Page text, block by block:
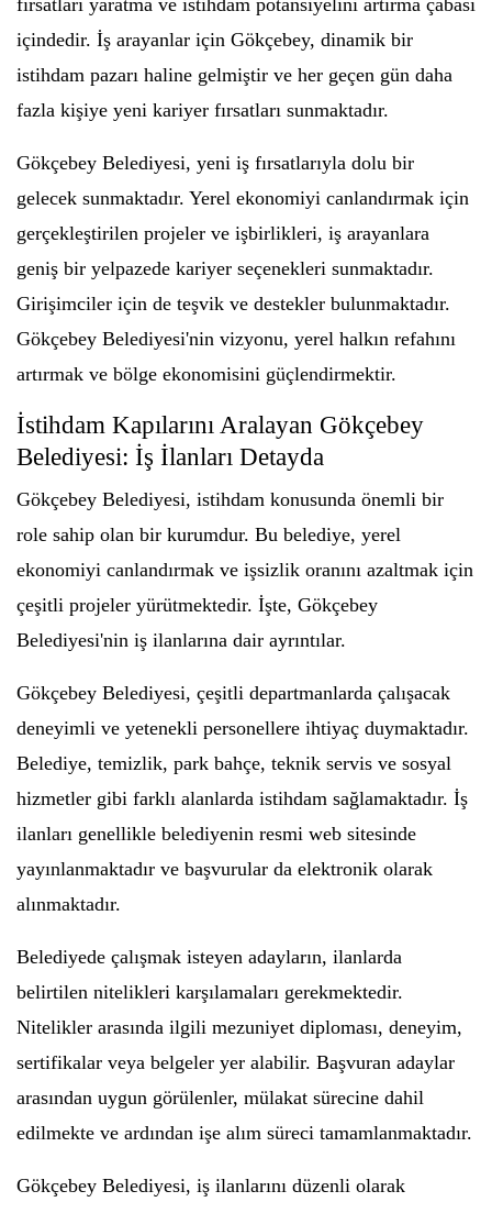
fırsatları yaratma ve istihdam potansiyelini artırma çabası
içindedir. İş arayanlar için Gökçebey, dinamik bir
istihdam pazarı haline gelmiştir ve her geçen gün daha
fazla kişiye yeni kariyer fırsatları sunmaktadır.
Gökçebey Belediyesi, yeni iş fırsatlarıyla dolu bir
gelecek sunmaktadır. Yerel ekonomiyi canlandırmak için
gerçekleştirilen projeler ve işbirlikleri, iş arayanlara
geniş bir yelpazede kariyer seçenekleri sunmaktadır.
Girişimciler için de teşvik ve destekler bulunmaktadır.
Gökçebey Belediyesi'nin vizyonu, yerel halkın refahını
artırmak ve bölge ekonomisini güçlendirmektir.
İstihdam Kapılarını Aralayan Gökçebey
Belediyesi: İş İlanları Detayda
Gökçebey Belediyesi, istihdam konusunda önemli bir
role sahip olan bir kurumdur. Bu belediye, yerel
ekonomiyi canlandırmak ve işsizlik oranını azaltmak için
çeşitli projeler yürütmektedir. İşte, Gökçebey
Belediyesi'nin iş ilanlarına dair ayrıntılar.
Gökçebey Belediyesi, çeşitli departmanlarda çalışacak
deneyimli ve yetenekli personellere ihtiyaç duymaktadır.
Belediye, temizlik, park bahçe, teknik servis ve sosyal
hizmetler gibi farklı alanlarda istihdam sağlamaktadır. İş
ilanları genellikle belediyenin resmi web sitesinde
yayınlanmaktadır ve başvurular da elektronik olarak
alınmaktadır.
Belediyede çalışmak isteyen adayların, ilanlarda
belirtilen nitelikleri karşılamaları gerekmektedir.
Nitelikler arasında ilgili mezuniyet diploması, deneyim,
sertifikalar veya belgeler yer alabilir. Başvuran adaylar
arasından uygun görülenler, mülakat sürecine dahil
edilmekte ve ardından işe alım süreci tamamlanmaktadır.
Gökçebey Belediyesi, iş ilanlarını düzenli olarak